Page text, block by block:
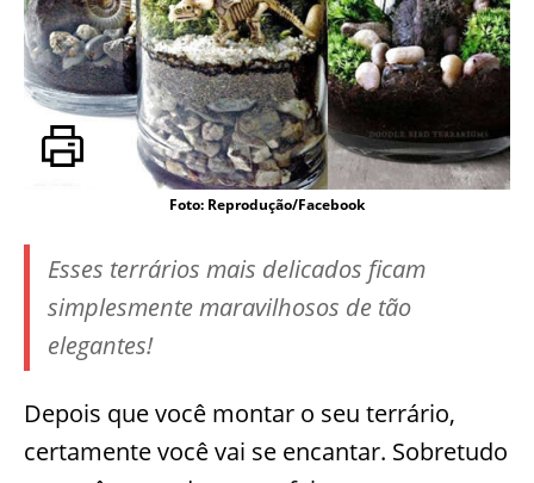
Foto: Reprodução/Facebook
Esses terrários mais delicados ficam
simplesmente maravilhosos de tão
elegantes!
Depois que você montar o seu terrário,
certamente você vai se encantar. Sobretudo